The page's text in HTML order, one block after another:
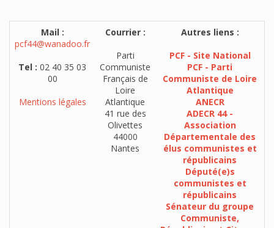
Mail :
pcf44@wanadoo.fr
Tel : 02 40 35 03
00
Mentions légales
Courrier :
Parti
Communiste
Français de
Loire
Atlantique
41 rue des
Olivettes
44000
Nantes
Autres liens :
PCF - Site National
PCF - Parti
Communiste de Loire
Atlantique
ANECR
ADECR 44 -
Association
Départementale des
élus communistes et
républicains
Député(e)s
communistes et
républicains
Sénateur du groupe
Communiste,